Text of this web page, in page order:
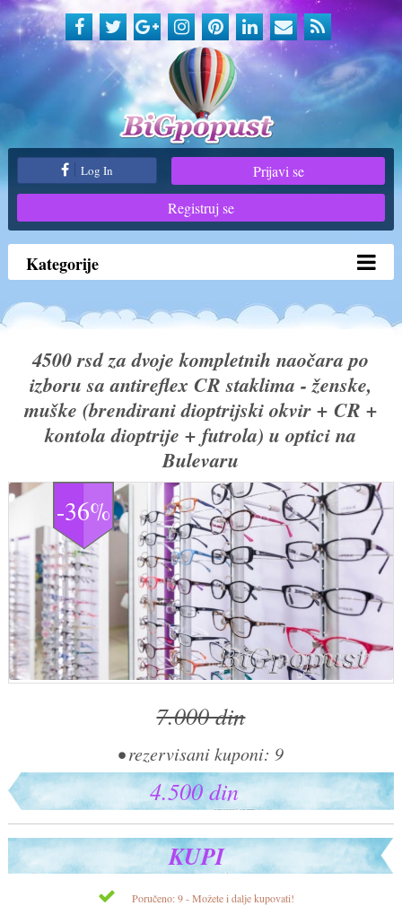
Log In
Prijavi se
Registruj se
Kategorije
4500 rsd za dvoje kompletnih naočara po
izboru sa antireflex CR staklima - ženske,
muške (brendirani dioptrijski okvir + CR +
kontola dioptrije + futrola) u optici na
Bulevaru
-36%
7.000 din
• rezervisani kuponi: 9
4.500 din
KUPI
Poručeno: 9 - Možete i dalje kupovati!